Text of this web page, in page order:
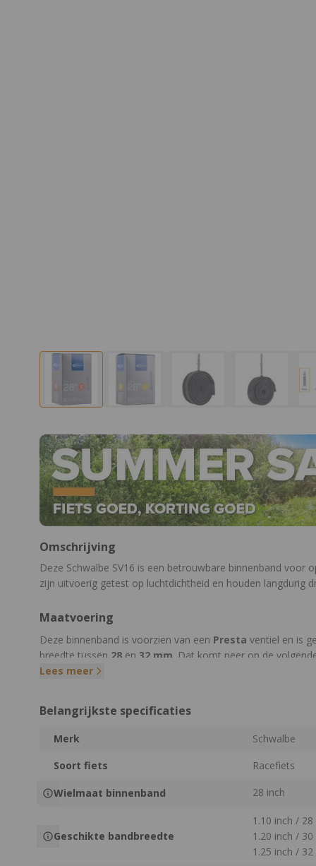
Omschrijving
Deze Schwalbe SV16 is een betrouwbare binnenband voor
zijn uitvoerig getest op luchtdichtheid en houden langdurig
Maatvoering
Deze binnenband is voorzien van een Presta ventiel en is
breedte tussen 28 en 32 mm . Dat komt neer op de
Frans: 700x28C tot 700x23C
Montage
Voor het monteren van deze binnenband is het handig om
een goede
Meer informatie
Heb je behoefte aan meer informatie over de juiste
Lees meer
Belangrijkste specificaties
Merk
Schwalbe
Soort fiets
Racefiets
Wielmaat binnenband 28 inch
Geschikte bandbreedte
1.10 inch /
1.20 inch /
1.25 inch /